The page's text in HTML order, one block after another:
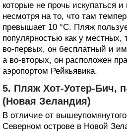
которые не прочь искупаться
несмотря на то, что там
превышает 10 °С. Пляж
популярностью как у местных,
во-первых, он бесплатный и
а во-вторых, он расположен
аэропортом Рейкьявика.
5. Пляж Хот-Уотер-Бич,
(Новая Зеландия)
В отличие от
Северном острове в Новой